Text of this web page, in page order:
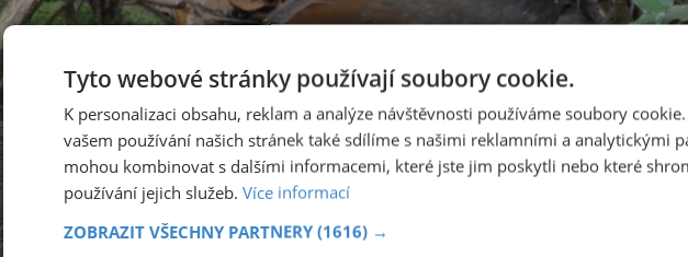
Tyto webové stránky používají soubory cookie.
K personalizaci obsahu, reklam a analýze návštěvnosti používáme soubory
vašem používání našich stránek také sdílíme s našimi reklamními a analytickými
mohou kombinovat s dalšími informacemi, které jste jim poskytli nebo které
používání jejich služeb. Více informací
ZOBRAZIT VŠECHNY PARTNERY (1616) →